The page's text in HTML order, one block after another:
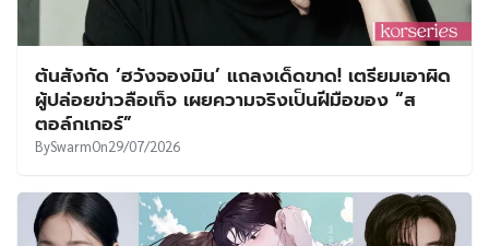
ต้นสังกัด ‘ฮวังจองมิน’ แถลงเด็ดขาด! เตรียมเอาผิด
ผู้ปล่อยข่าวลือเท็จ เผยความจริงเป็นฝีมือของ “ส
ตอล์กเกอร์”
BySwarmOn29/07/2026